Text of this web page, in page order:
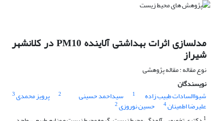
مدلسازی اثرات بهداشتی آلاینده PM10 در کلانشهر
شیراز
نوع مقاله : مقاله پژوهشی
نویسندگان
شیواالسادات طبیب زاده
1 سیداحمد حسینی 2 پرویز محمدی3
علیرضا اطمینان4 حسین نوروزی2
1